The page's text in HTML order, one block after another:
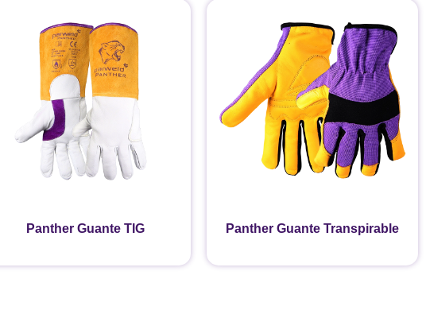
Panther Guante TIG Panther Guante Transpirable